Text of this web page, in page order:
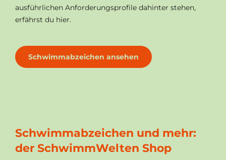
ausführlichen Anforderungsprofile dahinter stehen,
erfährst du hier.
Schwimmabzeichen ansehen
Schwimmabzeichen und mehr:
der SchwimmWelten Shop